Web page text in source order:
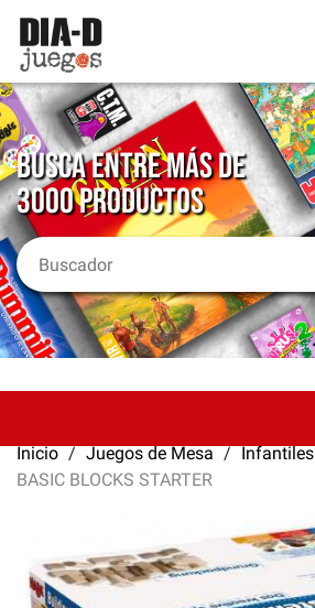
BUSCA ENTRE MÁS DE
3000 PRODUCTOS
Inicio Juegos de Mesa
Infantiles
BASIC BLOCKS STARTER